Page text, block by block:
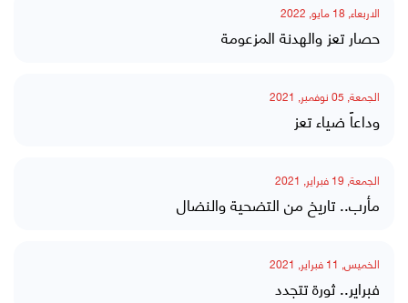
الاربعاء, 18 مايو, 2022
حصار تعز والهدنة المزعومة
الجمعة, 05 نوفمبر, 2021
وداعاً ضياء تعز
الجمعة, 19 فبراير, 2021
مأرب.. تاريخ من التضحية والنضال
الخميس, 11 فبراير, 2021
فبراير.. ثورة تتجدد